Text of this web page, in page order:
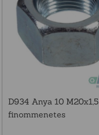
D934 Anya 10 M20x1,5
finommenetes